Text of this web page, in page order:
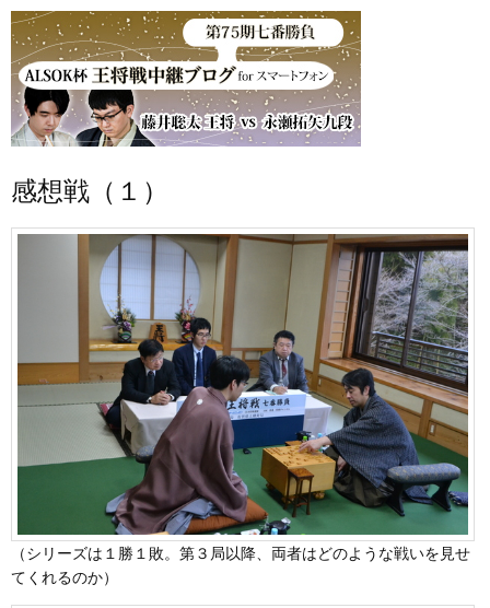
感想戦（１）
（シリーズは１勝１敗。第３局以降、両者はどのような戦いを見せ
てくれるのか）